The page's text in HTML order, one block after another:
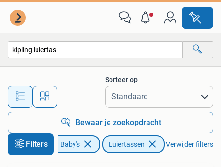
Alle afstanden…
Sorteer op
Bewaar je zoekopdracht
Filters
Kinderen en Baby's Luiertassen Verwijder filters